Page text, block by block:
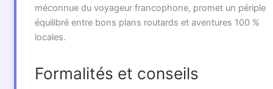
méconnue du voyageur francophone, promet un périple
équilibré entre bons plans routards et aventures 100 %
locales.
Formalités et conseils